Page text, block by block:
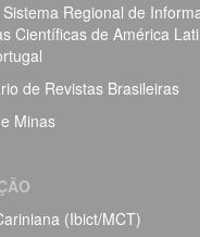
Sistema Regional de
Científicas de América
de Revistas Brasileiras
Minas
(Ibict/MCT)